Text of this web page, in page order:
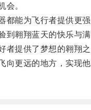
会。
能为飞行者提供更强
翱翔蓝天的快乐与满
提供了梦想的翱翔之
更远的地方，实现他